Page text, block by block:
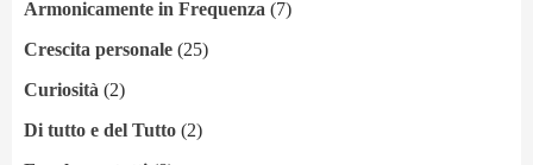
Armonicamente in Frequenza (7)
Crescita personale (25)
Curiosità (2)
Di tutto e del Tutto (2)